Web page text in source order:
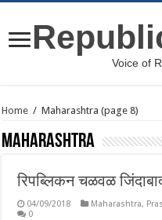
Voice of
Home / Maharashtra (page 8)
Maharashtra
रिपब्लिकन चळवळ
04/09/2018 Maharashtra,
0